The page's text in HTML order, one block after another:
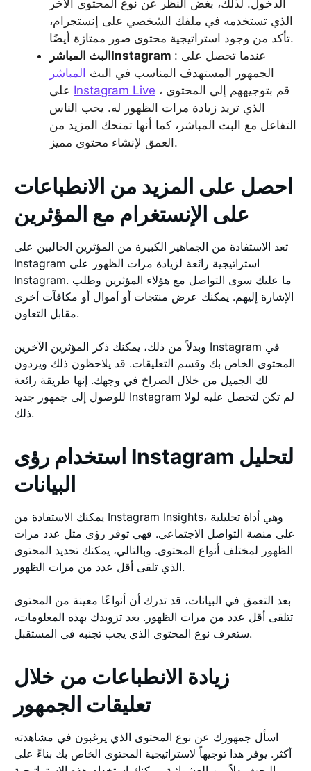
الدخول. لذلك، بغض النظر عن نوع المحتوى الآخر
الذي تستخدمه في ملفك الشخصي على إنستجرام،
تأكد من وجود استراتيجية محتوى صور ممتازة أيضًا.
البث المباشرInstagram : عندما تحصل على
الجمهور المستهدف المناسب في البث المباشر
Instagram Live ، قم بتوجيههم إلى المحتوى
الذي تريد زيادة مرات الظهور له. يحب الناس
التفاعل مع البث المباشر، كما أنها تمنحك المزيد من
العمق لإنشاء محتوى مميز.
احصل على المزيد من الانطباعات
على الإنستغرام مع المؤثرين
تعد الاستفادة من الجماهير الكبيرة من المؤثرين الحاليين على
Instagram استراتيجية رائعة لزيادة مرات الظهور على
Instagram. ما عليك سوى التواصل مع هؤلاء المؤثرين وطلب
الإشارة إليهم. يمكنك عرض منتجات أو أموال أو مكافآت أخرى
مقابل التعاون.
وبدلاً من ذلك، يمكنك ذكر المؤثرين الآخرين Instagram في
المحتوى الخاص بك وقسم التعليقات. قد يلاحظون ذلك ويردون
لك الجميل من خلال الصراخ في وجهك. إنها طريقة رائعة
للوصول إلى جمهور جديد Instagram لم تكن لتحصل عليه لولا
ذلك.
استخدام رؤى Instagram لتحليل
البيانات
يمكنك الاستفادة من Instagram Insights، وهي أداة تحليلية
على منصة التواصل الاجتماعي. فهي توفر رؤى مثل عدد مرات
الظهور لمختلف أنواع المحتوى. وبالتالي، يمكنك تحديد المحتوى
الذي تلقى أقل عدد من مرات الظهور.
بعد التعمق في البيانات، قد تدرك أن أنواعًا معينة من المحتوى
تتلقى أقل عدد من مرات الظهور. بعد تزويدك بهذه المعلومات،
ستعرف نوع المحتوى الذي يجب تجنبه في المستقبل.
زيادة الانطباعات من خلال
تعليقات الجمهور
اسأل جمهورك عن نوع المحتوى الذي يرغبون في مشاهدته
أكثر. يوفر هذا توجيهاً لاستراتيجية المحتوى الخاص بك بناءً على